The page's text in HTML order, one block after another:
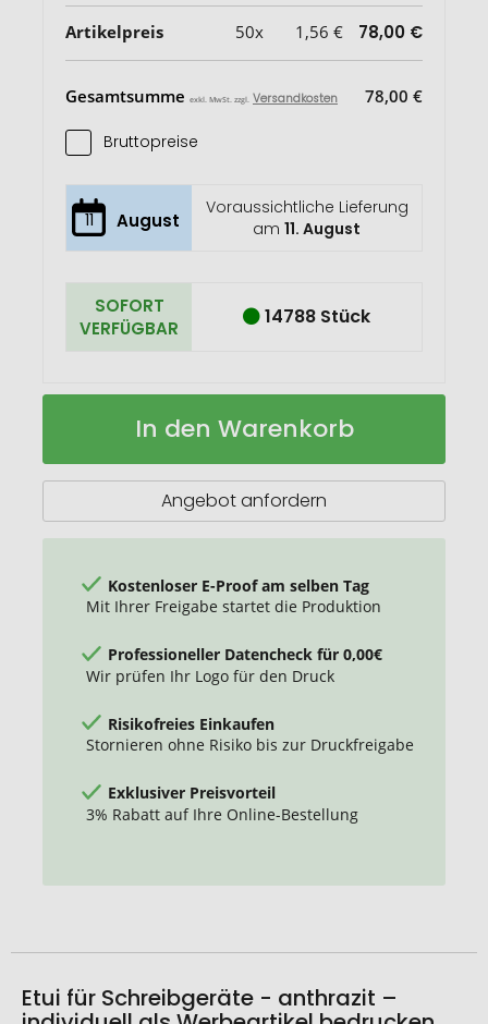
Artikelpreis 50x 1,56 € 78,00 €
Gesamtsumme exkl. MwSt. zzgl. Versandkosten 78,00 €
Bruttopreise
11 August
Voraussichtliche Lieferung
am11. August
SOFORT
VERFÜGBAR
14788 Stück
Etui
Auf
In den Warenkorb
Angebot anfordern
Kostenloser E-Proof am selben Tag
Mit Ihrer Freigabe startet die Produktion
Professioneller Datencheck für 0,00€
Wir prüfen Ihr Logo für den Druck
Risikofreies Einkaufen
Stornieren ohne Risiko bis zur Druckfreigabe
Exklusiver Preisvorteil
3% Rabatt auf Ihre Online-Bestellung
Etui für Schreibgeräte - anthrazit –